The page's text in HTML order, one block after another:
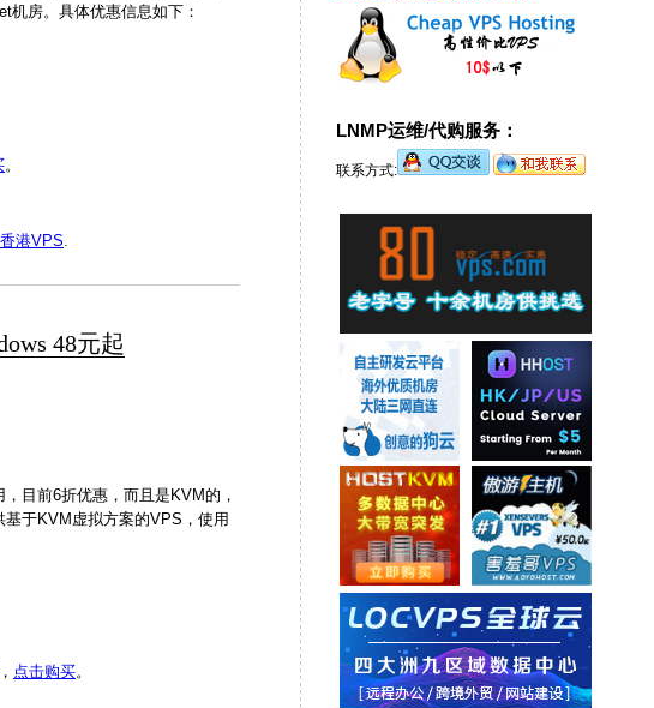
房。具体优惠信息如下：
。
香港VPS
48元起
目前6折优惠，而且是KVM的，
于KVM虚拟方案的VPS，使用
点击购买。
LNMP运维/代购服务：
联系方式: